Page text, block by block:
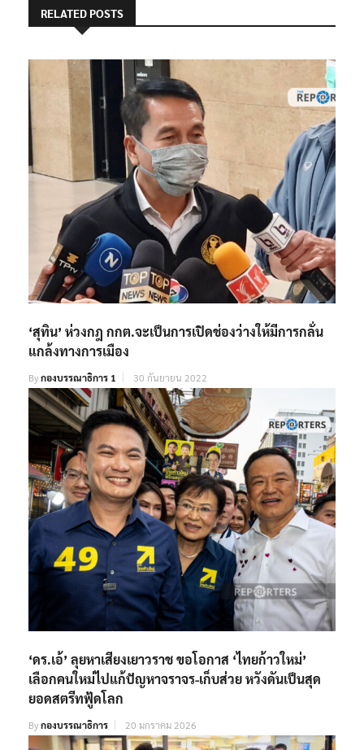
RELATED POSTS
‘สุทิน’ ห่วงกฎ กกต.จะเป็นการเปิดช่องว่างให้มีการกลั่น
แกล้งทางการเมือง
Byกองบรรณาธิการ 1 30 กันยายน 2022
‘ดร.เอ้’ ลุยหาเสียงเยาวราช ขอโอกาส ‘ไทยก้าวใหม่’
เลือกคนใหม่ไปแก้ปัญหาจราจร-เก็บส่วย หวังดันเป็นสุด
ยอดสตรีทฟู้ดโลก
Byกองบรรณาธิการ 20 มกราคม 2026